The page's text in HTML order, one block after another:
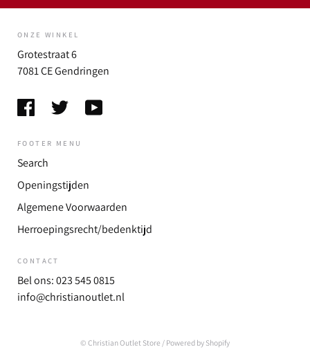
ONZE WINKEL
Grotestraat 6
7081 CE Gendringen
FOOTER MENU
Search
Openingstijden
Algemene Voorwaarden
Herroepingsrecht/bedenktijd
CONTACT
Bel ons: 023 545 0815
info@christianoutlet.nl
© Christian Outlet Store / Powered by Shopify